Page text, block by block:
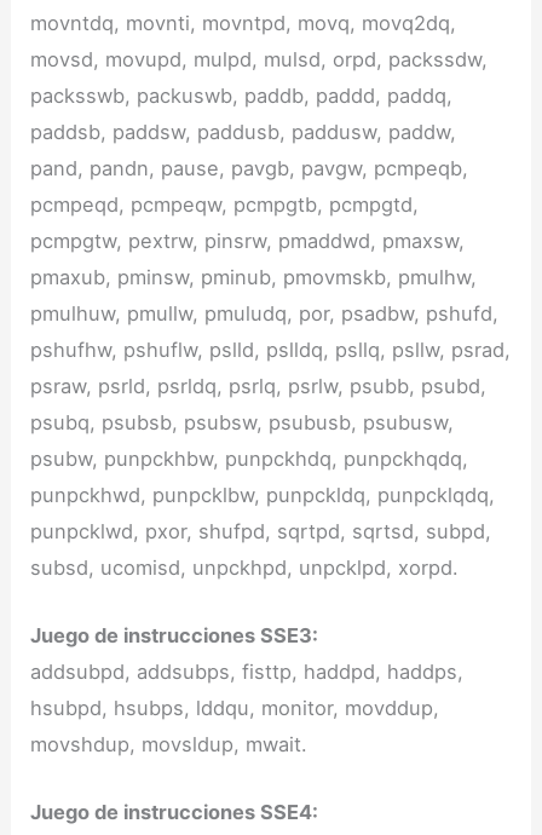
movntdq, movnti, movntpd, movq, movq2dq,
movsd, movupd, mulpd, mulsd, orpd, packssdw,
packsswb, packuswb, paddb, paddd, paddq,
paddsb, paddsw, paddusb, paddusw, paddw,
pand, pandn, pause, pavgb, pavgw, pcmpeqb,
pcmpeqd, pcmpeqw, pcmpgtb, pcmpgtd,
pcmpgtw, pextrw, pinsrw, pmaddwd, pmaxsw,
pmaxub, pminsw, pminub, pmovmskb, pmulhw,
pmulhuw, pmullw, pmuludq, por, psadbw, pshufd,
pshufhw, pshuflw, pslld, pslldq, psllq, psllw, psrad,
psraw, psrld, psrldq, psrlq, psrlw, psubb, psubd,
psubq, psubsb, psubsw, psubusb, psubusw,
psubw, punpckhbw, punpckhdq, punpckhqdq,
punpckhwd, punpcklbw, punpckldq, punpcklqdq,
punpcklwd, pxor, shufpd, sqrtpd, sqrtsd, subpd,
subsd, ucomisd, unpckhpd, unpcklpd, xorpd.
Juego de instrucciones SSE3:
addsubpd, addsubps, fisttp, haddpd, haddps,
hsubpd, hsubps, lddqu, monitor, movddup,
movshdup, movsldup, mwait.
Juego de instrucciones SSE4: